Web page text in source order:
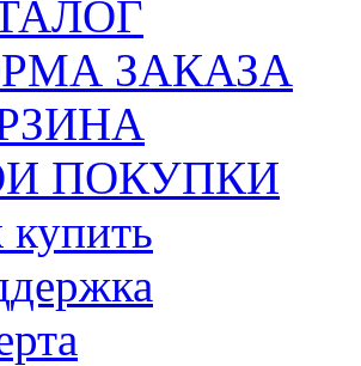
ЗАКАЗА
ПОКУПКИ
купить